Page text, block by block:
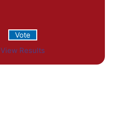
View Results